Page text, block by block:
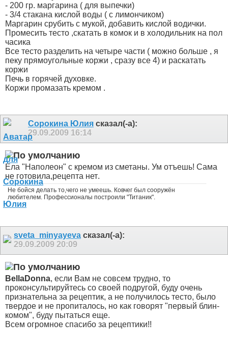
- 200 гр. маргарина ( для выпечки)
- 3/4 стакана кислой воды ( с лимончиком)
Маргарин срубить с мукой, добавить кислой водички.
Промесить тесто ,скатать в комок и в холодильник на пол
часика
Все тесто разделить на четыре части ( можно больше , я
пеку прямоугольные коржи , сразу все 4) и раскатать
коржи
Печь в горячей духовке.
Коржи промазать кремом .
Сорокина Юлия сказал(-а):
29.09.2009 16:14
Ела "Наполеон" с кремом из сметаны. Ум отъешь! Сама
не готовила,рецепта нет.
Не бойся делать то,чего не умеешь. Ковчег был сооружён
любителем. Профессионалы построили "Титаник".
sveta_minyayeva сказал(-а):
29.09.2009 20:09
BellaDonna, если Вам не совсем трудно, то
проконсультируйтесь со своей подругой, буду очень
признательна за рецептик, а не получилось тесто, было
твердое и не пропиталось, но как говорят "первый блин-
комом", буду пытаться еще.
Всем огромное спасибо за рецептики!!